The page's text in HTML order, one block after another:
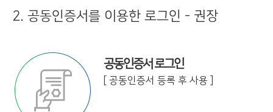
2. 공동인증서를 이용한 로그인 - 권장
공동인증서 로그인
[ 공동인증서 등록 후 사용 ]